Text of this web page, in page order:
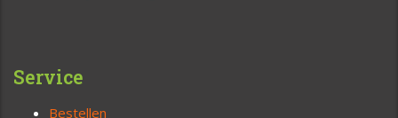
Service
Bestellen